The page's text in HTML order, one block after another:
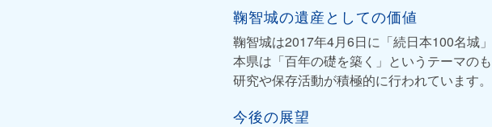
鞠智城の遺産としての価値
鞠智城は2017年4月6日に「続日本100名城
本県は「百年の礎を築く」というテーマの
研究や保存活動が積極的に行われています。
今後の展望